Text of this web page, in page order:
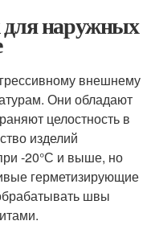
наружных
внешнему
Они обладают
целостность в
изделий
-20°С и выше, но
герметизирующие
швы